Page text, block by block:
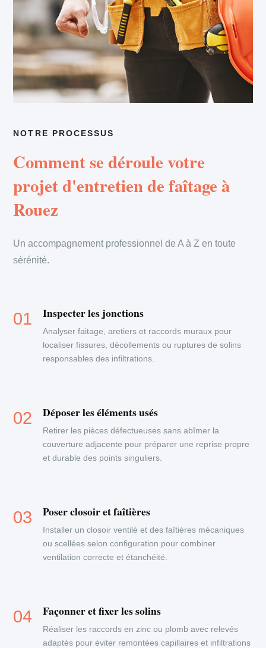
NOTRE PROCESSUS
Comment se déroule votre
projet d'entretien de faîtage à
Rouez
Un accompagnement professionnel de A à Z en toute
sérénité.
Inspecter les jonctions
Analyser faitage, aretiers et raccords muraux pour
localiser fissures, décollements ou ruptures de solins
responsables des infiltrations.
Déposer les éléments usés
Retirer les pièces défectueuses sans abîmer la
couverture adjacente pour préparer une reprise propre
et durable des points singuliers.
Poser closoir et faîtières
Installer un closoir ventilé et des faîtières mécaniques
ou scellées selon configuration pour combiner
ventilation correcte et étanchéité.
Façonner et fixer les solins
Réaliser les raccords en zinc ou plomb avec relevés
adaptés pour éviter remontées capillaires et infiltrations